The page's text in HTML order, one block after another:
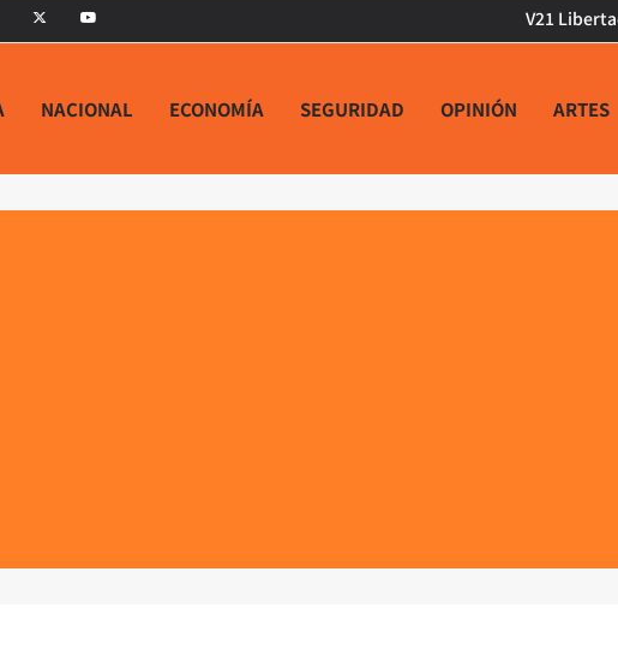
V21
NACIONAL ECONOMÍA SEGURIDAD OPINIÓN ARTES